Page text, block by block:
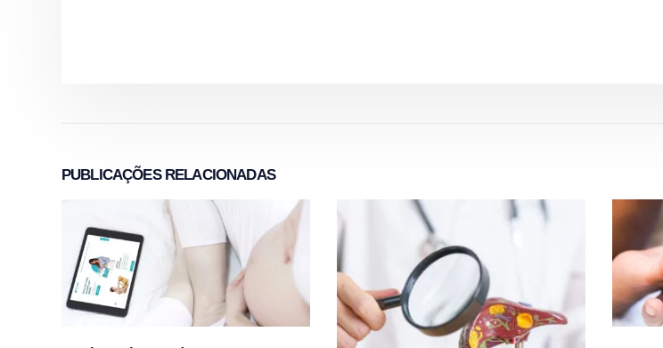
PUBLICAÇÕESRELACIONADAS